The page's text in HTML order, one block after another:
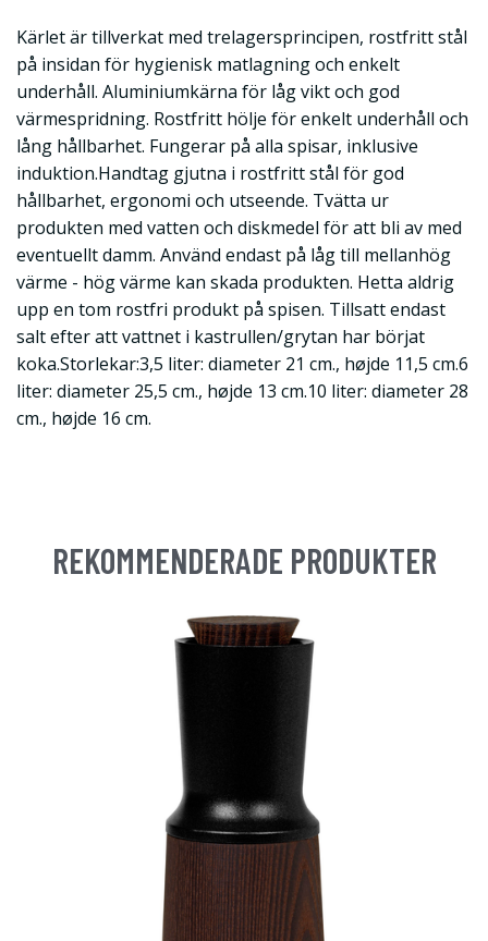
Kärlet är tillverkat med trelagersprincipen, rostfritt stål
på insidan för hygienisk matlagning och enkelt
underhåll. Aluminiumkärna för låg vikt och god
värmespridning. Rostfritt hölje för enkelt underhåll och
lång hållbarhet. Fungerar på alla spisar, inklusive
induktion.Handtag gjutna i rostfritt stål för god
hållbarhet, ergonomi och utseende. Tvätta ur
produkten med vatten och diskmedel för att bli av med
eventuellt damm. Använd endast på låg till mellanhög
värme - hög värme kan skada produkten. Hetta aldrig
upp en tom rostfri produkt på spisen. Tillsatt endast
salt efter att vattnet i kastrullen/grytan har börjat
koka.Storlekar:3,5 liter: diameter 21 cm., højde 11,5 cm.6
liter: diameter 25,5 cm., højde 13 cm.10 liter: diameter 28
cm., højde 16 cm.
REKOMMENDERADE PRODUKTER